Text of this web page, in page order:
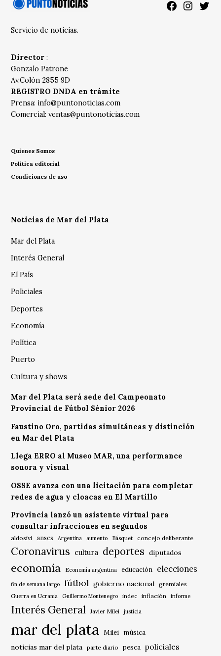
Facebook
Servicio de noticias.
Director :
Gonzalo Patrone
Av.Colón 2855 9D
REGISTRO DNDA en trámite
Prensa: info@puntonoticias.com
Comercial:ventas@puntonoticias.com
Quienes Somos
Política editorial
Condiciones de uso
Noticias de Mar del Plata
Mar del Plata
Interés General
El País
Policiales
Deportes
Economía
Política
Puerto
Cultura y shows
Mar del Plata será sede del Campeonato
Provincial de Fútbol Sénior 2026
Faustino Oro, partidas simultáneas y distinción
en Mar del Plata
Llega ERRO al Museo MAR, una performance
sonora y visual
OSSE avanza con una licitación para completar
redes de agua y cloacas en El Martillo
Provincia lanzó un asistente virtual para
consultar infracciones en segundos
aldosivi anses Argentina aumento Básquet concejo deliberante
Coronavirus cultura deportes diputados
economía Economía argentina educación elecciones
fin de semana largo fútbol gobierno nacional gremiales
Guerra en Ucrania Guillermo Montenegro indec inflación informe
Interés General Javier Milei justicia
mar del plata Milei música
noticias mar del plata
parte diario pesca policiales